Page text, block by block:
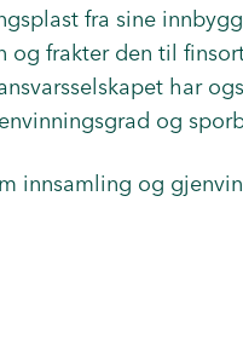
fra sine
og frakter den til
har
og
innsamling og